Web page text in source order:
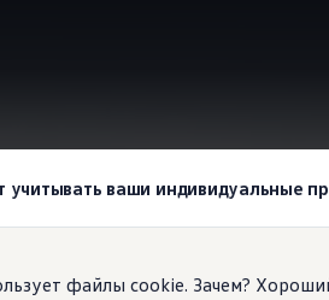
ваши индивидуальные
файлы cookie. Зачем?